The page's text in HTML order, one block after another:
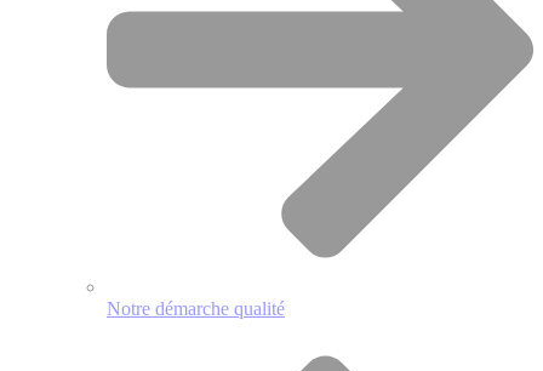
Notre démarche qualité